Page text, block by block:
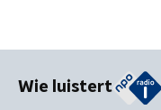
Wie luistert